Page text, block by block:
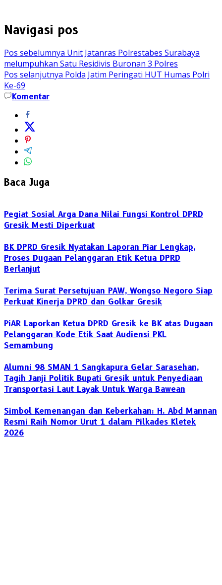
Navigasi pos
Pos sebelumnya Unit Jatanras Polrestabes Surabaya
melumpuhkan Satu Residivis Buronan 3 Polres
Pos selanjutnya Polda Jatim Peringati HUT Humas Polri
Ke-69
Komentar
Baca Juga
Pegiat Sosial Arga Dana Nilai Fungsi Kontrol DPRD
Gresik Mesti Diperkuat
BK DPRD Gresik Nyatakan Laporan Piar Lengkap,
Proses Dugaan Pelanggaran Etik Ketua DPRD
Berlanjut
Terima Surat Persetujuan PAW, Wongso Negoro Siap
Perkuat Kinerja DPRD dan Golkar Gresik
PiAR Laporkan Ketua DPRD Gresik ke BK atas Dugaan
Pelanggaran Kode Etik Saat Audiensi PKL
Semambung
Alumni 98 SMAN 1 Sangkapura Gelar Sarasehan,
Tagih Janji Politik Bupati Gresik untuk Penyediaan
Transportasi Laut Layak Untuk Warga Bawean
Simbol Kemenangan dan Keberkahan: H. Abd Mannan
Resmi Raih Nomor Urut 1 dalam Pilkades Kletek
2026